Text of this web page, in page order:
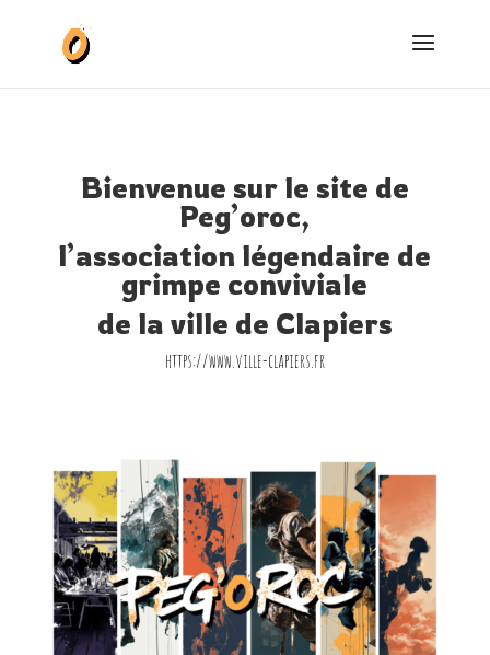
Bienvenue sur le site de
Peg’oroc,
l’association légendaire de
grimpe conviviale
de la ville de Clapiers
https://www.ville-clapiers.fr